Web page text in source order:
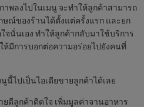
พลงไปในเมนู จะทำให้ลูกค้าสามารถ
ษณ์ของร้านได้ตั้งแต่ครั้งแรก และยก
นั่นเอง ทำให้ลูกค้ากลับมาใช้บริการ
ห้มีการบอกต่อความอร่อยไปยังคนที่
นี้ไปเป็นไอเดียขายลูกค้าได้เลย
ยดีลูกค้าติดใจ เพิ่มมูลค่าจานอาหาร